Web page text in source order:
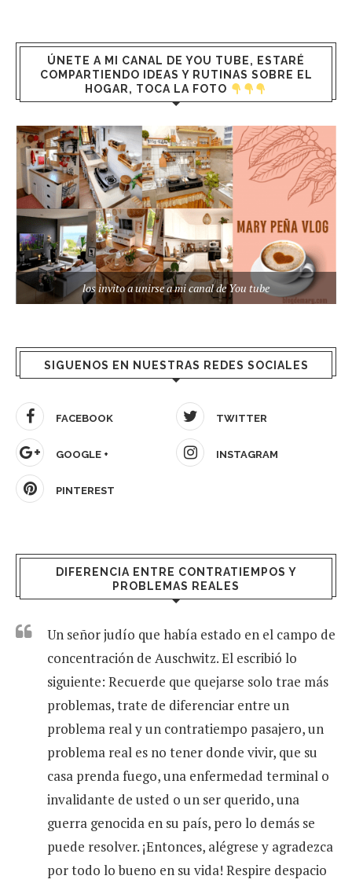
ÚNETE A MI CANAL DE YOU TUBE, ESTARÉ
COMPARTIENDO IDEAS Y RUTINAS SOBRE EL
HOGAR, TOCA LA FOTO
los invito a unirse a mi canal de You tube
SIGUENOS EN NUESTRAS REDES SOCIALES
FACEBOOK TWITTER
GOOGLE + INSTAGRAM
PINTEREST
DIFERENCIA ENTRE CONTRATIEMPOS Y
PROBLEMAS REALES
Un señor judío que había estado en el campo de
concentración de Auschwitz. El escribió lo
siguiente: Recuerde que quejarse solo trae más
problemas, trate de diferenciar entre un
problema real y un contratiempo pasajero, un
problema real es no tener donde vivir, que su
casa prenda fuego, una enfermedad terminal o
invalidante de usted o un ser querido, una
guerra genocida en su país, pero lo demás se
puede resolver. ¡Entonces, alégrese y agradezca
por todo lo bueno en su vida! Respire despacio